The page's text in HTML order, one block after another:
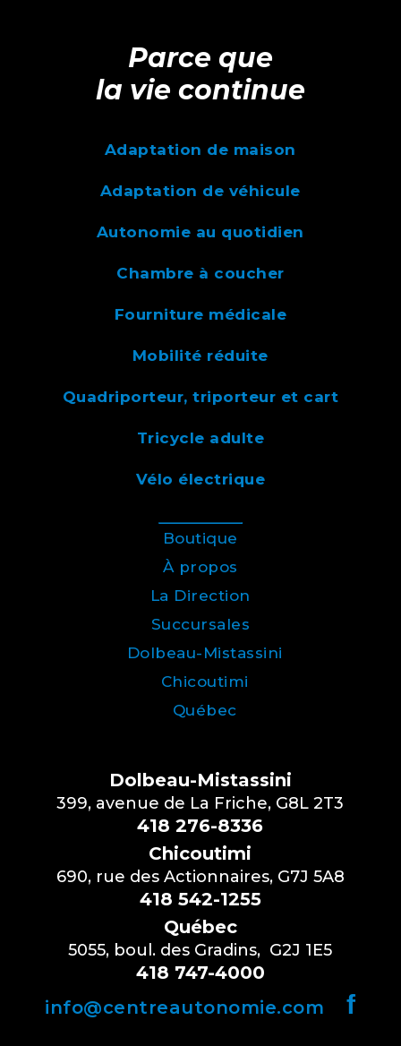
Parce que
la vie continue
Adaptation de maison
Adaptation de véhicule
Autonomie au quotidien
Chambre à coucher
Fourniture médicale
Mobilité réduite
Quadriporteur, triporteur et cart
Tricycle adulte
Vélo électrique
Boutique
À propos
La Direction
Succursales
Dolbeau-Mistassini
Chicoutimi
Québec
Dolbeau-Mistassini
399, avenue de La Friche, G8L 2T3
418 276-8336
Chicoutimi
690, rue des Actionnaires, G7J 5A8
418 542-1255
Québec
5055, boul. des Gradins, G2J 1E5
418 747-4000
info@centreautonomie.com
f